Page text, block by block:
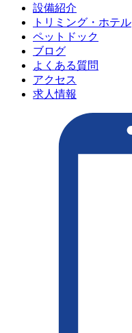
設備紹介
トリミング・ホテル
ペットドック
ブログ
よくある質問
アクセス
求人情報